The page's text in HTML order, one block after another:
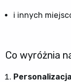
i innych
Co wyróżnia
Personalizacja